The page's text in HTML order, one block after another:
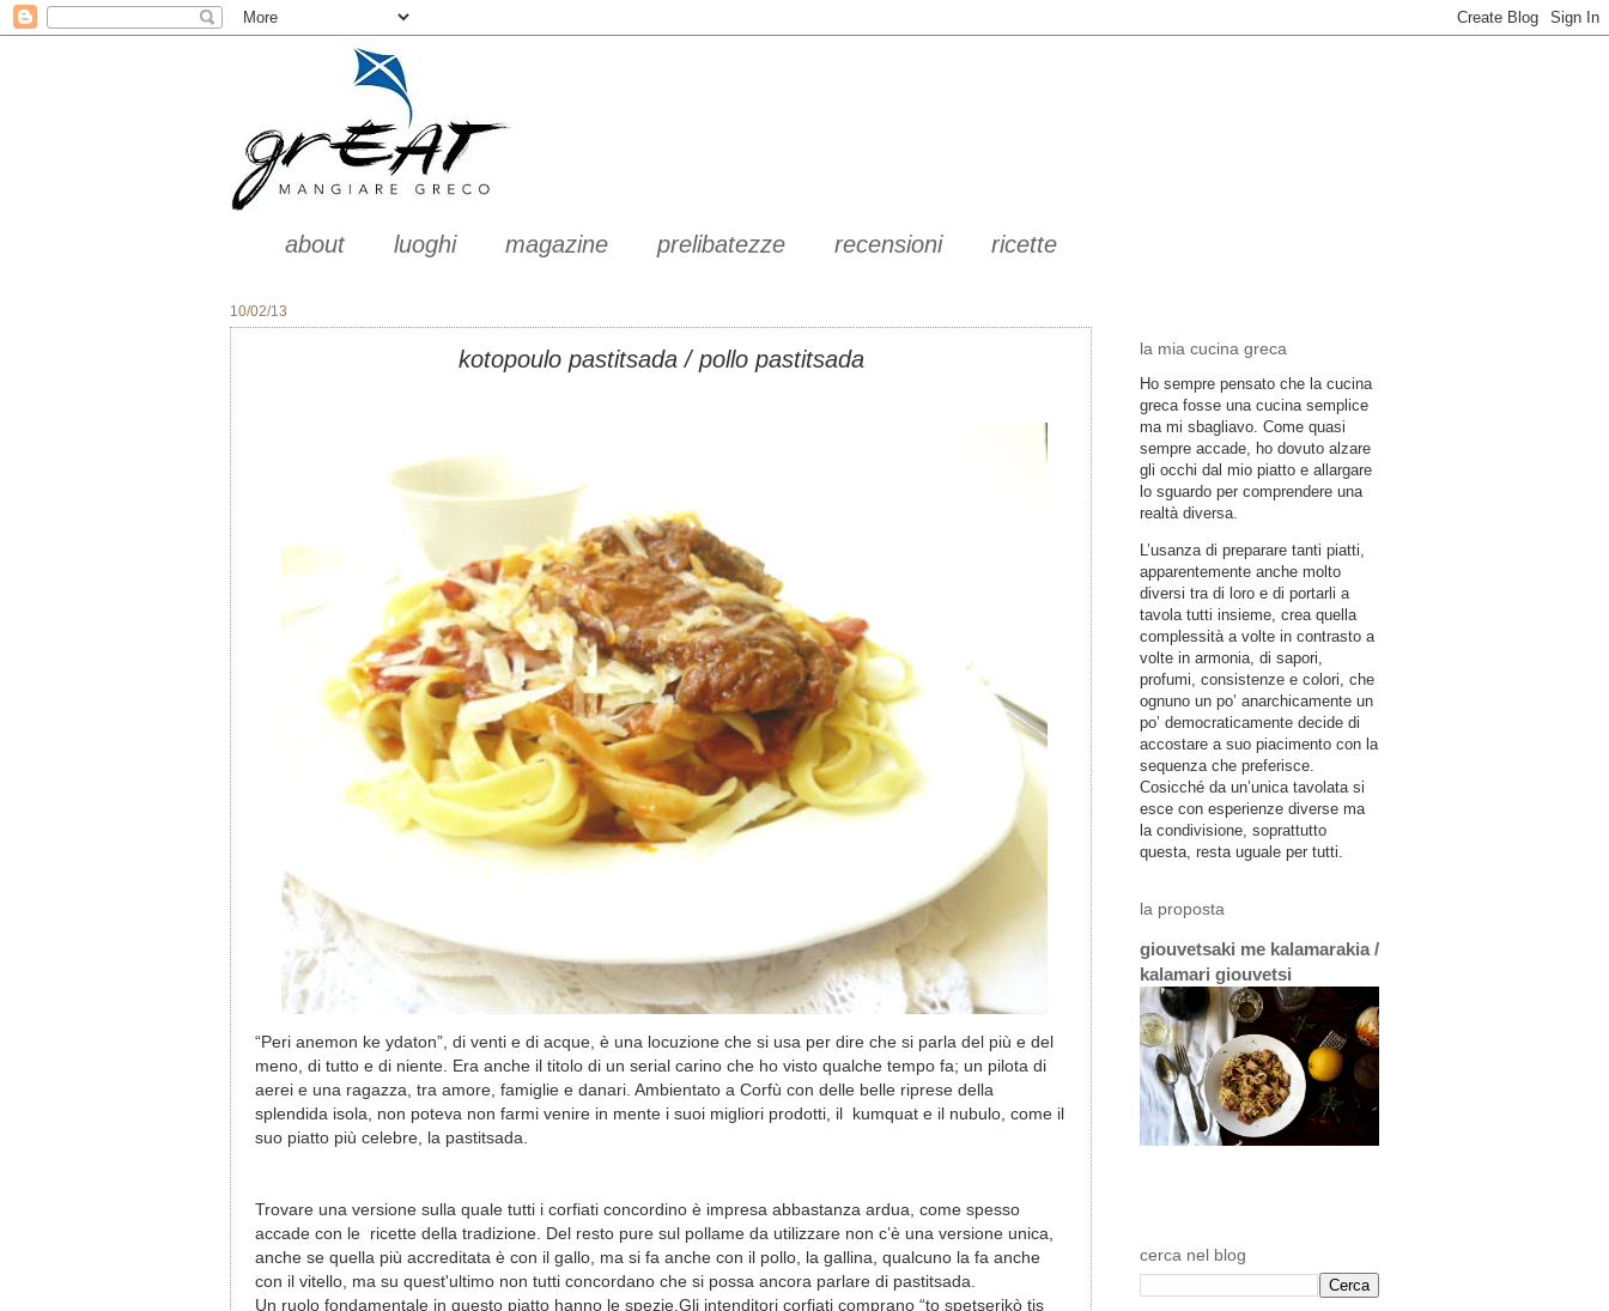
about luoghi magazine prelibatezze recensioni ricette
10/02/13
kotopoulo pastitsada / pollo pastitsada
“Peri anemon ke ydaton”, di venti e di acque, è una locuzione che si usa per dire che si parla del più e del
meno, di tutto e di niente. Era anche il titolo di un serial carino che ho visto qualche tempo fa; un pilota di
aerei e una ragazza, tra amore, famiglie e danari. Ambientato a Corfù con delle belle riprese della
splendida isola, non poteva non farmi venire in mente i suoi migliori prodotti, il
kumquat e il nubulo, come il
suo piatto più celebre, la pastitsada.
Trovare una versione sulla quale tutti i corfiati concordino è impresa abbastanza ardua, come spesso
accade con le ricette della tradizione. Del resto pure sul pollame da utilizzare non c’è una versione unica,
anche se quella più accreditata è con il gallo, ma si fa anche con il pollo, la gallina, qualcuno la fa anche
con il vitello, ma su quest'ultimo non tutti concordano che si possa ancora parlare di pastitsada.
Un ruolo fondamentale in questo piatto hanno le spezie.Gli intenditori corfiati comprano “to spetserikò tis
la mia cucina greca
Ho sempre pensato che la cucina
greca fosse una cucina semplice
ma mi sbagliavo. Come quasi
sempre accade, ho dovuto alzare
gli occhi dal mio piatto e allargare
lo sguardo per comprendere una
realtà diversa.
L’usanza di preparare tanti piatti,
apparentemente anche molto
diversi tra di loro e di portarli a
tavola tutti insieme, crea quella
complessità a volte in contrasto a
volte in armonia, di sapori,
profumi, consistenze e colori, che
ognuno un po’ anarchicamente un
po’ democraticamente decide di
accostare a suo piacimento con la
sequenza che preferisce.
Cosicché da un’unica tavolata si
esce con esperienze diverse ma
la condivisione, soprattutto
questa, resta uguale per tutti.
la proposta
giouvetsaki me kalamarakia /
kalamari giouvetsi
cerca nel blog